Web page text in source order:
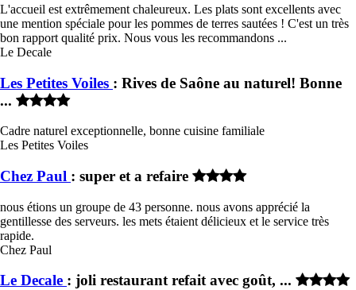
L'accueil est extrêmement chaleureux. Les plats sont excellents avec
une mention spéciale pour les pommes de terres sautées ! C'est un très
bon rapport qualité prix. Nous vous les recommandons ...
Le Decale
Les Petites Voiles : Rives de Saône au naturel! Bonne
...
Cadre naturel exceptionnelle, bonne cuisine familiale
Les Petites Voiles
Chez Paul : super et a refaire
nous étions un groupe de 43 personne. nous avons apprécié la
gentillesse des serveurs. les mets étaient délicieux et le service très
rapide.
Chez Paul
Le Decale : joli restaurant refait avec goût, ...